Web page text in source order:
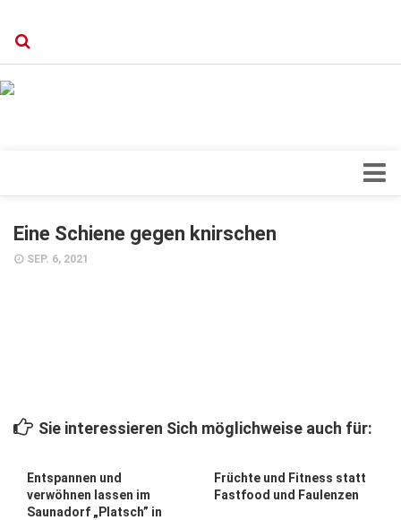
Forschung
Forum Gesundheit
Allgemein
Eine Schiene gegen knirschen
SEP. 6, 2021
Sie interessieren Sich möglichweise auch für:
Entspannen und
verwöhnen lassen im
Saunadorf „Platsch” in
Früchte und Fitness statt
Fastfood und Faulenzen